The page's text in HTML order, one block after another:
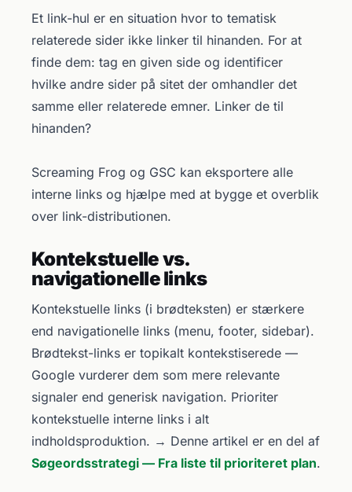
Et link-hul er en situation hvor to tematisk
relaterede sider ikke linker til hinanden. For at
finde dem: tag en given side og identificer
hvilke andre sider på sitet der omhandler det
samme eller relaterede emner. Linker de til
hinanden?
Screaming Frog og GSC kan eksportere alle
interne links og hjælpe med at bygge et overblik
over link-distributionen.
Kontekstuelle vs.
navigationelle links
Kontekstuelle links (i brødteksten) er stærkere
end navigationelle links (menu, footer, sidebar).
Brødtekst-links er topikalt kontekstiserede —
Google vurderer dem som mere relevante
signaler end generisk navigation. Prioriter
kontekstuelle interne links i alt
indholdsproduktion. → Denne artikel er en del af
Søgeordsstrategi — Fra liste til prioriteret plan.